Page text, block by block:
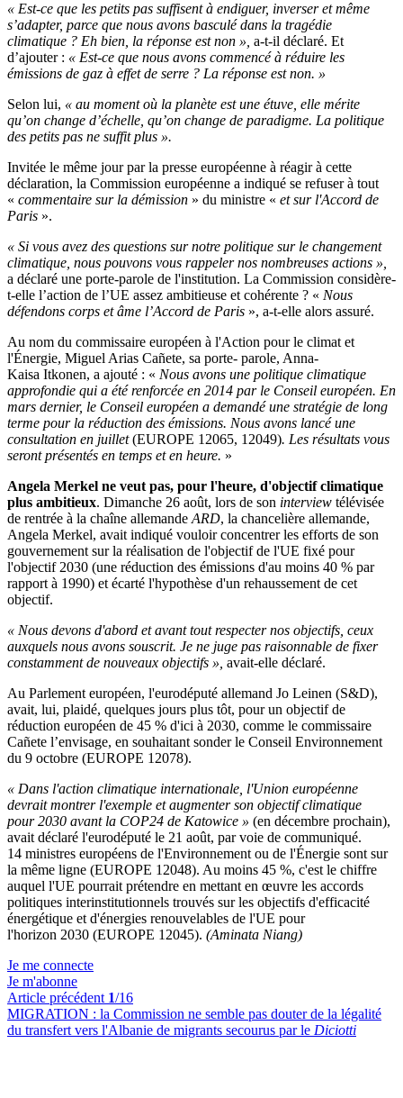
« Est-ce que les petits pas suffisent à endiguer, inverser et même
s’adapter, parce que nous avons basculé dans la tragédie
climatique ? Eh bien, la réponse est non », a-t-il déclaré. Et
d’ajouter : « Est-ce que nous avons commencé à réduire les
émissions de gaz à effet de serre ? La réponse est non. »
Selon lui, « au moment où la planète est une étuve, elle mérite
qu’on change d’échelle, qu’on change de paradigme. La politique
des petits pas ne suffit plus ».
Invitée le même jour par la presse européenne à réagir à cette
déclaration, la Commission européenne a indiqué se refuser à tout
« commentaire sur la démission » du ministre « et sur l'Accord de
Paris ».
« Si vous avez des questions sur notre politique sur le changement
climatique, nous pouvons vous rappeler nos nombreuses actions »,
a déclaré une porte-parole de l'institution. La Commission considère-
t-elle l’action de l’UE assez ambitieuse et cohérente ? « Nous
défendons corps et âme l’Accord de Paris », a-t-elle alors assuré.
Au nom du commissaire européen à l'Action pour le climat et
l'Énergie, Miguel Arias Cañete, sa porte- parole, Anna-
Kaisa Itkonen, a ajouté : « Nous avons une politique climatique
approfondie qui a été renforcée en 2014 par le Conseil européen. En
mars dernier, le Conseil européen a demandé une stratégie de long
terme pour la réduction des émissions. Nous avons lancé une
consultation en juillet(EUROPE 12065, 12049). Les résultats vous
seront présentés en temps et en heure. »
Angela Merkel ne veut pas, pour l'heure, d'objectif climatique
plus ambitieux. Dimanche 26 août, lors de son interview télévisée
de rentrée à la chaîne allemande ARD, la chancelière allemande,
Angela Merkel, avait indiqué vouloir concentrer les efforts de son
gouvernement sur la réalisation de l'objectif de l'UE fixé pour
l'objectif 2030 (une réduction des émissions d'au moins 40 % par
rapport à 1990) et écarté l'hypothèse d'un rehaussement de cet
objectif.
« Nous devons d'abord et avant tout respecter nos objectifs, ceux
auxquels nous avons souscrit. Je ne juge pas raisonnable de fixer
constamment de nouveaux objectifs », avait-elle déclaré.
Au Parlement européen, l'eurodéputé allemand Jo Leinen (S&D),
avait, lui, plaidé, quelques jours plus tôt, pour un objectif de
réduction européen de 45 % d'ici à 2030, comme le commissaire
Cañete l’envisage, en souhaitant sonder le Conseil Environnement
du 9 octobre (EUROPE 12078).
« Dans l'action climatique internationale, l'Union européenne
devrait montrer l'exemple et augmenter son objectif climatique
pour 2030 avant la COP24 de Katowice » (en décembre prochain),
avait déclaré l'eurodéputé le 21 août, par voie de communiqué.
14 ministres européens de l'Environnement ou de l'Énergie sont sur
la même ligne (EUROPE 12048). Au moins 45 %, c'est le chiffre
auquel l'UE pourrait prétendre en mettant en œuvre les accords
politiques interinstitutionnels trouvés sur les objectifs d'efficacité
énergétique et d'énergies renouvelables de l'UE pour
l'horizon 2030 (EUROPE 12045). (Aminata Niang)
Je me connecte
Je m'abonne
Article précédent 1/16
MIGRATION : la Commission ne semble pas douter de la légalité
du transfert vers l'Albanie de migrants secourus par le Diciotti